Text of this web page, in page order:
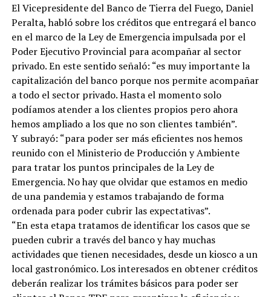
El Vicepresidente del Banco de Tierra del Fuego, Daniel
Peralta, habló sobre los créditos que entregará el banco
en el marco de la Ley de Emergencia impulsada por el
Poder Ejecutivo Provincial para acompañar al sector
privado. En este sentido señaló: “es muy importante la
capitalización del banco porque nos permite acompañar
a todo el sector privado. Hasta el momento solo
podíamos atender a los clientes propios pero ahora
hemos ampliado a los que no son clientes también”.
Y subrayó: “para poder ser más eficientes nos hemos
reunido con el Ministerio de Producción y Ambiente
para tratar los puntos principales de la Ley de
Emergencia. No hay que olvidar que estamos en medio
de una pandemia y estamos trabajando de forma
ordenada para poder cubrir las expectativas”.
“En esta etapa tratamos de identificar los casos que se
pueden cubrir a través del banco y hay muchas
actividades que tienen necesidades, desde un kiosco a un
local gastronómico. Los interesados en obtener créditos
deberán realizar los trámites básicos para poder ser